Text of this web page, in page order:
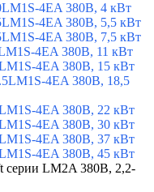
4EA 380В, 4 кВт
4EA 380В, 5,5 кВт
4EA 380В, 7,5 кВт
4EA 380В, 11 кВт
4EA 380В, 15 кВт
4EA 380В, 18,5
4EA 380В, 22 кВт
4EA 380В, 30 кВт
4EA 380В, 37 кВт
4EA 380В, 45 кВт
серии LM2A 380В, 2,2-